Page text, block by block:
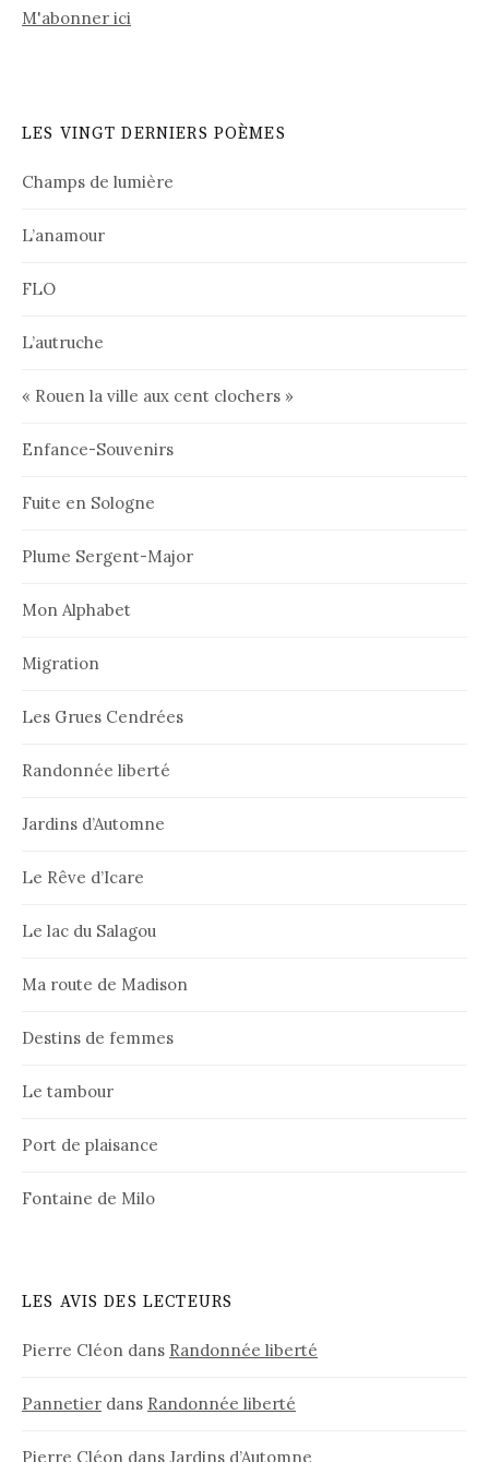
M'abonner ici
LES VINGT DERNIERS POÈMES
Champs de lumière
L’anamour
FLO
L’autruche
« Rouen la ville aux cent clochers »
Enfance-Souvenirs
Fuite en Sologne
Plume Sergent-Major
Mon Alphabet
Migration
Les Grues Cendrées
Randonnée liberté
Jardins d’Automne
Le Rêve d’Icare
Le lac du Salagou
Ma route de Madison
Destins de femmes
Le tambour
Port de plaisance
Fontaine de Milo
LES AVIS DES LECTEURS
Pierre Cléon dans Randonnée liberté
Pannetier dans Randonnée liberté
Pierre Cléon dans Jardins d’Automne